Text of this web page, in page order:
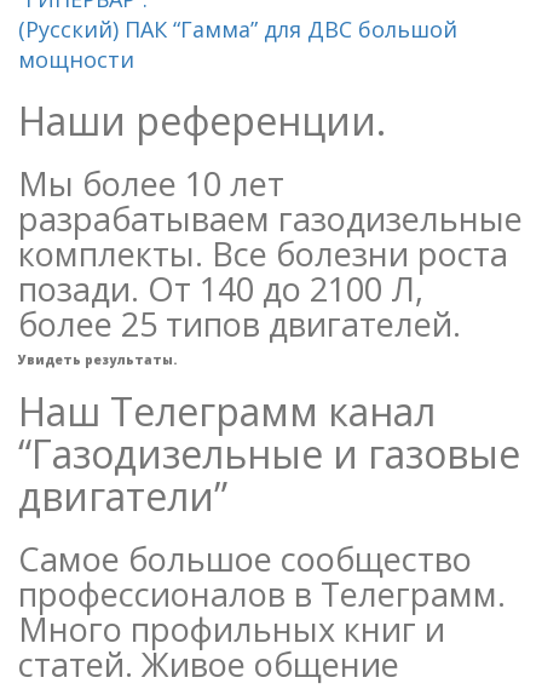
(Русский) ПАК “Гамма” для ДВС большой
мощности
Наши референции.
Мы более 10 лет
разрабатываем газодизельные
комплекты. Все болезни роста
позади. От 140 до 2100 Л,
более 25 типов двигателей.
Увидеть результаты.
Наш Телеграмм канал
“Газодизельные и газовые
двигатели”
Самое большое сообщество
профессионалов в Телеграмм.
Много профильных книг и
статей. Живое общение